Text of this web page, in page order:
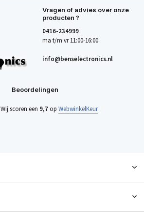
Vragen of advies over onze
producten ?
0416-234999
ma t/m vr 11:00-16:00
info@benselectronics.nl
Beoordelingen
Wij scoren een 9,7op WebwinkelKeur